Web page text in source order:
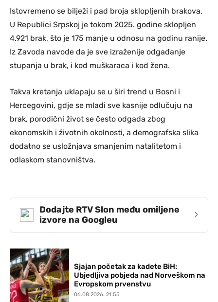
Istovremeno se bilježi i pad broja sklopljenih brakova.
U Republici Srpskoj je tokom 2025. godine sklopljen
4.921 brak, što je 175 manje u odnosu na godinu ranije.
Iz Zavoda navode da je sve izraženije odgađanje
stupanja u brak, i kod muškaraca i kod žena.
Takva kretanja uklapaju se u širi trend u Bosni i
Hercegovini, gdje se mladi sve kasnije odlučuju na
brak, porodični život se često odgađa zbog
ekonomskih i životnih okolnosti, a demografska slika
dodatno se usložnjava smanjenim natalitetom i
odlaskom stanovništva.
Dodajte RTV Slon među omiljene
izvore na Googleu
›
Sjajan početak za kadete BiH:
Ubjedljiva pobjeda nad Norveškom na
Evropskom prvenstvu
06.08.2026. 21:55